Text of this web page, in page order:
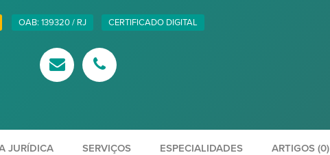
OAB: 139320 / RJ CERTIFICADO DIGITAL
JURÍDICA SERVIÇOS ESPECIALIDADES ARTIGOS (0)